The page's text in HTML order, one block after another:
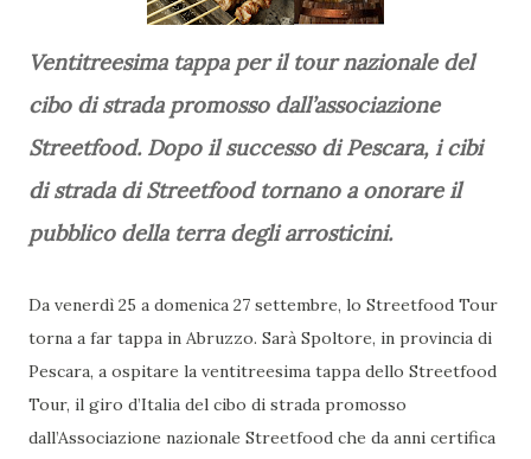
Ventitreesima tappa per il tour nazionale del
cibo di strada promosso dall’associazione
Streetfood. Dopo il successo di Pescara, i cibi
di strada di Streetfood tornano a onorare il
pubblico della terra degli arrosticini.
Da venerdì 25 a domenica 27 settembre, lo Streetfood Tour
torna a far tappa in Abruzzo. Sarà Spoltore, in provincia di
Pescara, a ospitare la ventitreesima tappa dello Streetfood
Tour, il giro d’Italia del cibo di strada promosso
dall’Associazione nazionale Streetfood che da anni certifica